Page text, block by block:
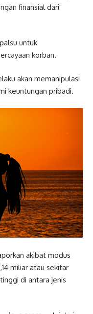
finansial dari
untuk
korban.
akan memanipulasi
keuntungan pribadi.
akibat modus
miliar atau sekitar
di antara jenis